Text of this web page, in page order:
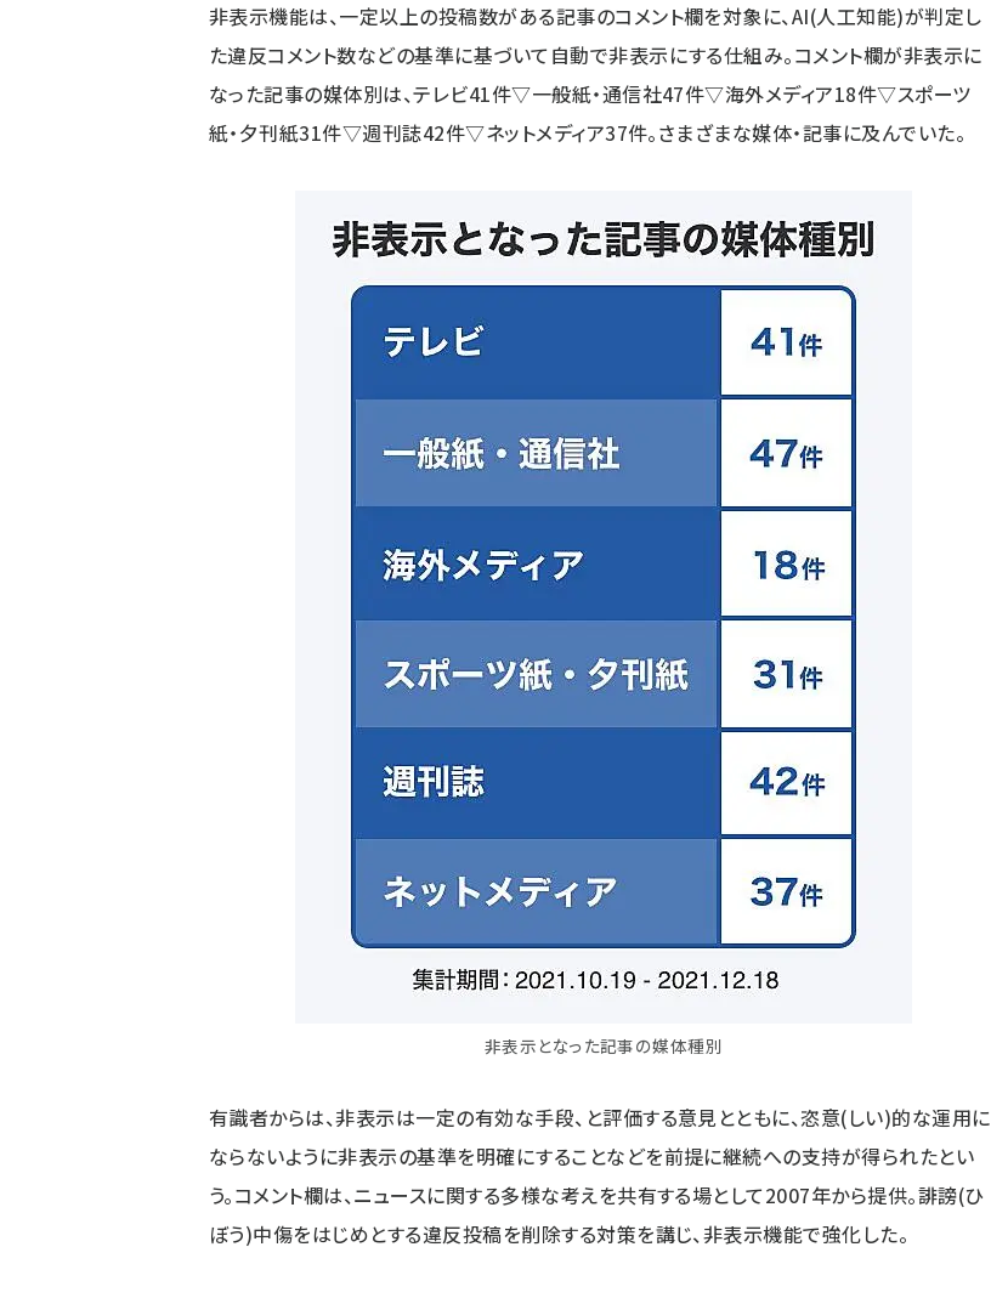
非表示機能は、一定以上の投稿数がある記事のコメント欄を対象に、AI(人工知能)が判定し
た違反コメント数などの基準に基づいて自動で非表示にする仕組み。コメント欄が非表示に
なった記事の媒体別は、テレビ41件▽一般紙・通信社47件▽海外メディア18件▽スポーツ
紙・夕刊紙31件▽週刊誌42件▽ネットメディア37件。さまざまな媒体・記事に及んでいた。
非表示となった記事の媒体種別
有識者からは、非表示は一定の有効な手段、と評価する意見とともに、恣意(しい)的な運用に
ならないように非表示の基準を明確にすることなどを前提に継続への支持が得られたとい
う。コメント欄は、ニュースに関する多様な考えを共有する場として2007年から提供。誹謗(ひ
ぼう)中傷をはじめとする違反投稿を削除する対策を講じ、非表示機能で強化した。